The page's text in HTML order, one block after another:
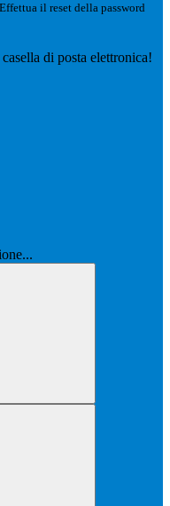
il reset della password
di posta elettronica!